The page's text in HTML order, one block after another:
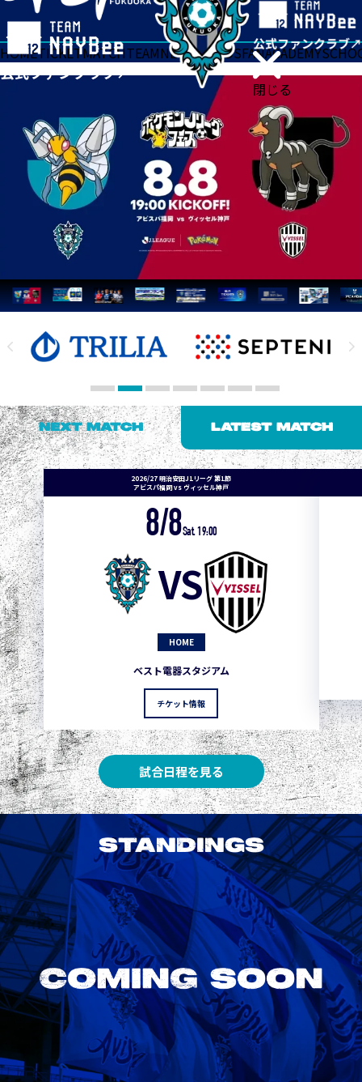
閉じる
HOMETICKETMATCHTEAMNEWSGOODSFANACADEMY
NEXT MATCH LATEST MATCH
2026/27 明治安田J1リーグ 第1節
アビスパ福岡 vs ヴィッセル神戸
8/8Sat. 19:00
VS
HOME
ベスト電器スタジアム
チケット情報
試合日程を見る
STANDINGS